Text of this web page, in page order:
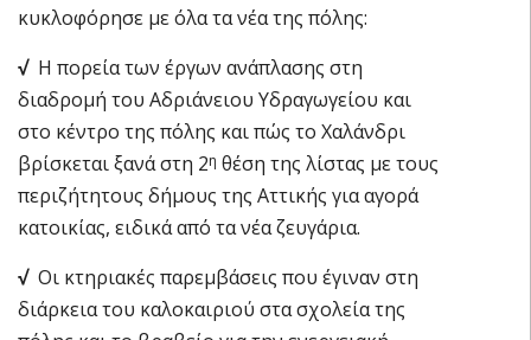
κυκλοφόρησε με όλα τα νέα της πόλης:
√ Η πορεία των έργων ανάπλασης στη
διαδρομή του Αδριάνειου Υδραγωγείου και
στο κέντρο της πόλης και πώς το Χαλάνδρι
βρίσκεται ξανά στη 2η θέση της λίστας με τους
περιζήτητους δήμους της Αττικής για αγορά
κατοικίας, ειδικά από τα νέα ζευγάρια.
√ Οι κτηριακές παρεμβάσεις που έγιναν στη
διάρκεια του καλοκαιριού στα σχολεία της